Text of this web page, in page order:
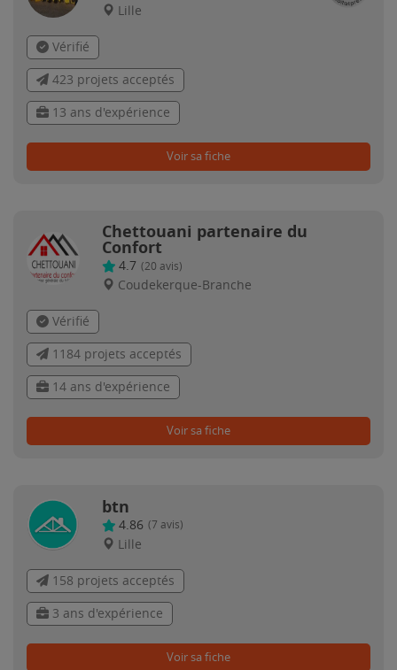
Lille
Vérifié
423 projets acceptés
13 ans d'expérience
Voir sa fiche
Chettouani partenaire du
Confort
4.7 (20 avis)
Coudekerque-Branche
Vérifié
1184 projets acceptés
14 ans d'expérience
Voir sa fiche
btn
4.86 (7 avis)
Lille
158 projets acceptés
3 ans d'expérience
Voir sa fiche